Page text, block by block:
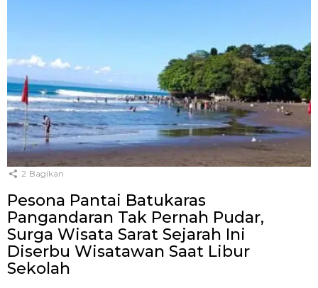
2 Bagikan
Pesona Pantai Batukaras
Pangandaran Tak Pernah Pudar,
Surga Wisata Sarat Sejarah Ini
Diserbu Wisatawan Saat Libur
Sekolah